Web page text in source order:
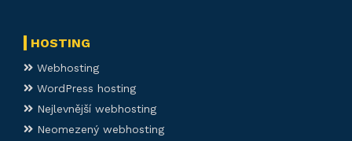
HOSTING
Webhosting
WordPress hosting
Nejlevnější webhosting
Neomezený webhosting